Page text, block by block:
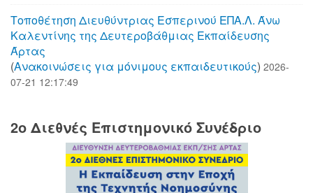
Τοποθέτηση Διευθύντριας Εσπερινού ΕΠΑ.Λ. Άνω
Καλεντίνης της Δευτεροβάθμιας Εκπαίδευσης
Άρτας
(Aνακοινώσεις για μόνιμους εκπαιδευτικούς) 2026-
07-21 12:17:49
2o Διεθνές Επιστημονικό Συνέδριο